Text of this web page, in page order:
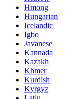
Hmong
Hungarian
Icelandic
Igbo
Javanese
Kannada
Kazakh
Khmer
Kurdish
Kyrgyz